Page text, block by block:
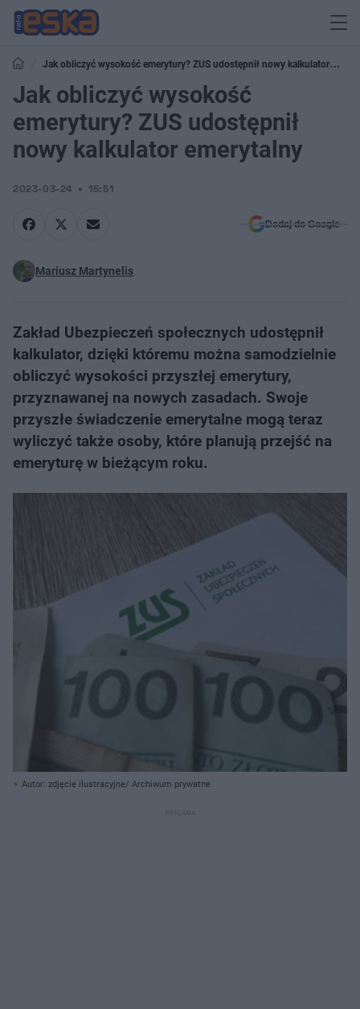
Jak obliczyć wysokość emerytury? ZUS udostępnił nowy kalkulator
emerytalny
Jak obliczyć wysokość
emerytury? ZUS udostępnił
nowy kalkulator emerytalny
2023-03-24 15:51
Dodaj do Google
Mariusz Martynelis
Zakład Ubezpieczeń społecznych udostępnił
kalkulator, dzięki któremu można samodzielnie
obliczyć wysokości przyszłej emerytury,
przyznawanej na nowych zasadach. Swoje
przyszłe świadczenie emerytalne mogą teraz
wyliczyć także osoby, które planują przejść na
emeryturę w bieżącym roku.
Autor: zdjęcie ilustracyjne/ Archiwum prywatne